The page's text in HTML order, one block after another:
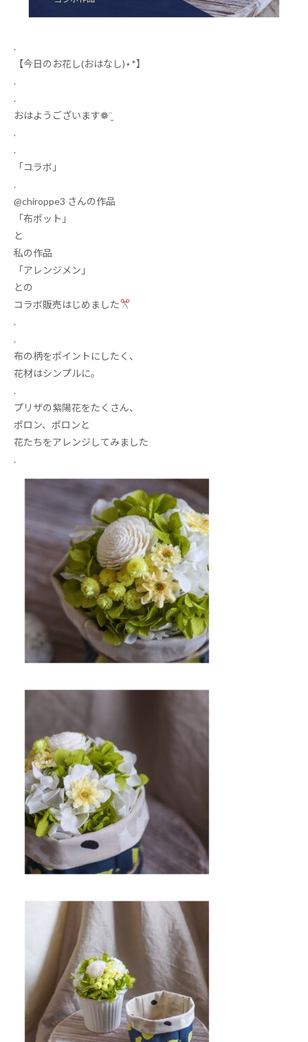
.
【今日のお花し(おはなし)⋆*】
.
.
おはようございます❁¨̮
.
.
「コラボ」
.
@chiroppe3 さんの作品
「布ポット」
と
私の作品
「アレンジメン」
との
コラボ販売はじめました
.
.
布の柄をポイントにしたく、
花材はシンプルに。
.
プリザの紫陽花をたくさん、
ポロン、ポロンと
花たちをアレンジしてみました
.